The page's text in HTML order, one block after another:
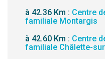
à 42.36 Km : Centre
familiale Montargis
à 42.60 Km : Centre
familiale Châlette-